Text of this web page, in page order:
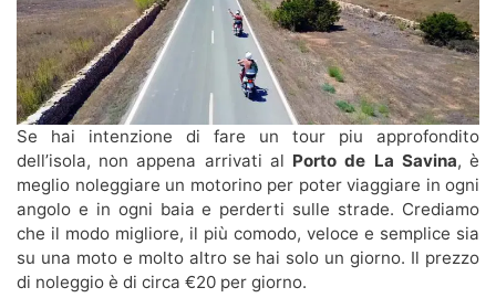
Se hai intenzione di fare un tour piu approfondito
dell’isola, non appena arrivati al Porto de La Savina, è
meglio noleggiare un motorino per poter viaggiare in ogni
angolo e in ogni baia e perderti sulle strade. Crediamo
che il modo migliore, il più comodo, veloce e semplice sia
su una moto e molto altro se hai solo un giorno. Il prezzo
di noleggio è di circa €20 per giorno.